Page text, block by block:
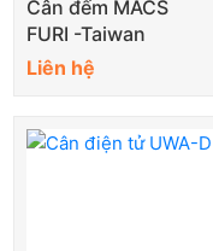
Cân đếm MACS
FURI -Taiwan
Liên hệ